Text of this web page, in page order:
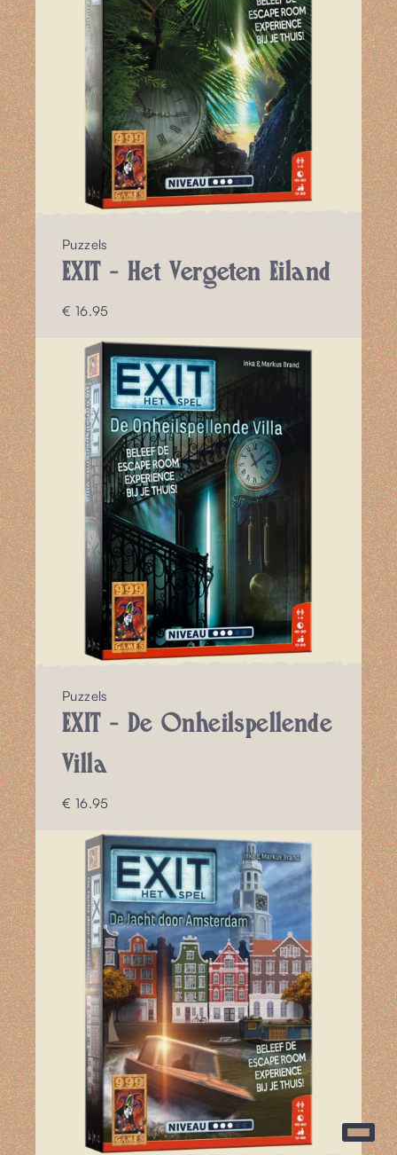
Puzzels
EXIT - Het Vergeten Eiland
€ 16.95
Puzzels
EXIT - De Onheilspellende
Villa
€ 16.95